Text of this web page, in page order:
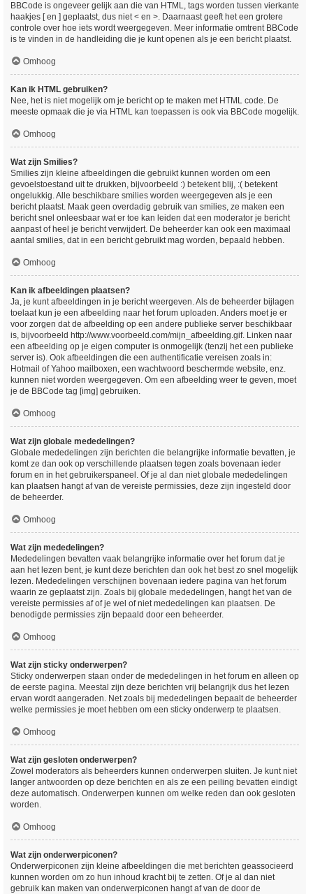
BBCode is ongeveer gelijk aan die van HTML, tags worden tussen vierkante
haakjes [ en ] geplaatst, dus niet < en >. Daarnaast geeft het een grotere
controle over hoe iets wordt weergegeven. Meer informatie omtrent BBCode
is te vinden in de handleiding die je kunt openen als je een bericht plaatst.
Omhoog
Kan ik HTML gebruiken?
Nee, het is niet mogelijk om je bericht op te maken met HTML code. De
meeste opmaak die je via HTML kan toepassen is ook via BBCode mogelijk.
Omhoog
Wat zijn Smilies?
Smilies zijn kleine afbeeldingen die gebruikt kunnen worden om een
gevoelstoestand uit te drukken, bijvoorbeeld :) betekent blij, :( betekent
ongelukkig. Alle beschikbare smilies worden weergegeven als je een
bericht plaatst. Maak geen overdadig gebruik van smilies, ze maken een
bericht snel onleesbaar wat er toe kan leiden dat een moderator je bericht
aanpast of heel je bericht verwijdert. De beheerder kan ook een maximaal
aantal smilies, dat in een bericht gebruikt mag worden, bepaald hebben.
Omhoog
Kan ik afbeeldingen plaatsen?
Ja, je kunt afbeeldingen in je bericht weergeven. Als de beheerder bijlagen
toelaat kun je een afbeelding naar het forum uploaden. Anders moet je er
voor zorgen dat de afbeelding op een andere publieke server beschikbaar
is, bijvoorbeeld http://www.voorbeeld.com/mijn_afbeelding.gif. Linken naar
een afbeelding op je eigen computer is onmogelijk (tenzij het een publieke
server is). Ook afbeeldingen die een authentificatie vereisen zoals in:
Hotmail of Yahoo mailboxen, een wachtwoord beschermde website, enz.
kunnen niet worden weergegeven. Om een afbeelding weer te geven, moet
je de BBCode tag [img] gebruiken.
Omhoog
Wat zijn globale mededelingen?
Globale mededelingen zijn berichten die belangrijke informatie bevatten, je
komt ze dan ook op verschillende plaatsen tegen zoals bovenaan ieder
forum en in het gebruikerspaneel. Of je al dan niet globale mededelingen
kan plaatsen hangt af van de vereiste permissies, deze zijn ingesteld door
de beheerder.
Omhoog
Wat zijn mededelingen?
Mededelingen bevatten vaak belangrijke informatie over het forum dat je
aan het lezen bent, je kunt deze berichten dan ook het best zo snel mogelijk
lezen. Mededelingen verschijnen bovenaan iedere pagina van het forum
waarin ze geplaatst zijn. Zoals bij globale mededelingen, hangt het van de
vereiste permissies af of je wel of niet mededelingen kan plaatsen. De
benodigde permissies zijn bepaald door een beheerder.
Omhoog
Wat zijn sticky onderwerpen?
Sticky onderwerpen staan onder de mededelingen in het forum en alleen op
de eerste pagina. Meestal zijn deze berichten vrij belangrijk dus het lezen
ervan wordt aangeraden. Net zoals bij mededelingen bepaalt de beheerder
welke permissies je moet hebben om een sticky onderwerp te plaatsen.
Omhoog
Wat zijn gesloten onderwerpen?
Zowel moderators als beheerders kunnen onderwerpen sluiten. Je kunt niet
langer antwoorden op deze berichten en als ze een peiling bevatten eindigt
deze automatisch. Onderwerpen kunnen om welke reden dan ook gesloten
worden.
Omhoog
Wat zijn onderwerpiconen?
Onderwerpiconen zijn kleine afbeeldingen die met berichten geassocieerd
kunnen worden om zo hun inhoud kracht bij te zetten. Of je al dan niet
gebruik kan maken van onderwerpiconen hangt af van de door de